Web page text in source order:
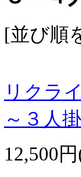
[並び
リクラ
～３人
12,500